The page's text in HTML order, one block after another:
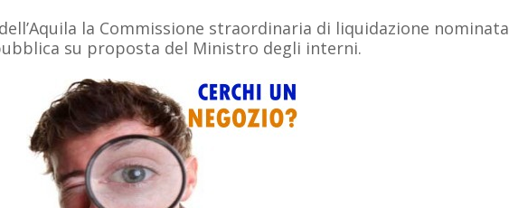
la Commissione straordinaria di liquidazione nominata
su proposta del Ministro degli interni.